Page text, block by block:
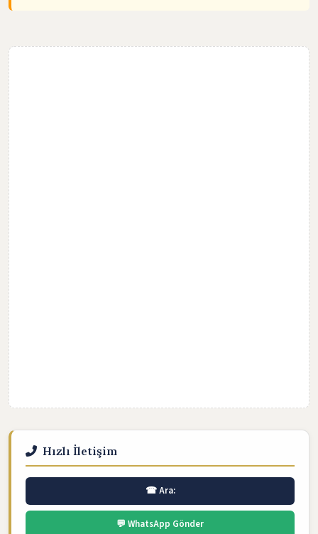
Hızlı İletişim
☎ Ara:
💬 WhatsApp Gönder